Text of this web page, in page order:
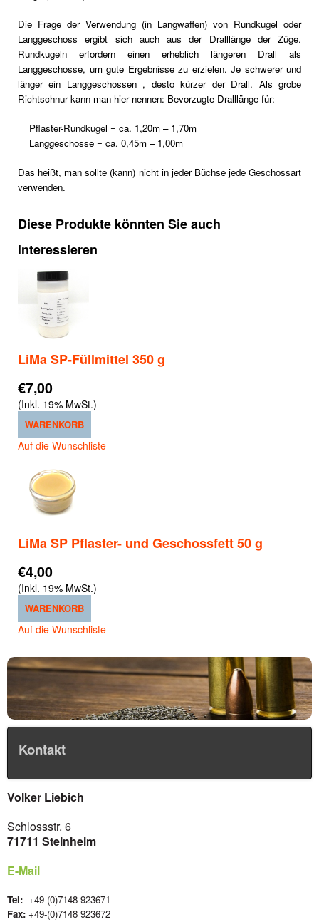
Die Frage der Verwendung (in Langwaffen) von Rundkugel oder
Langgeschoss ergibt sich auch aus der Dralllänge der Züge.
Rundkugeln erfordern einen erheblich längeren Drall als
Langgeschosse, um gute Ergebnisse zu erzielen. Je schwerer und
länger ein Langgeschossen , desto kürzer der Drall. Als grobe
Richtschnur kann man hier nennen: Bevorzugte Dralllänge für:
Pflaster-Rundkugel = ca. 1,20m – 1,70m
Langgeschosse = ca. 0,45m – 1,00m
Das heißt, man sollte (kann) nicht in jeder Büchse jede Geschossart
verwenden.
Diese Produkte könnten Sie auch
interessieren
LiMa SP-Füllmittel 350 g
€7,00
(Inkl. 19% MwSt.)
WARENKORB
Auf die Wunschliste
LiMa SP Pflaster- und Geschossfett 50 g
€4,00
(Inkl. 19% MwSt.)
WARENKORB
Auf die Wunschliste
Kontakt
Volker Liebich
Schlossstr. 6
71711 Steinheim
E-Mail
Tel: +49-(0)7148 923671
Fax: +49-(0)7148 923672